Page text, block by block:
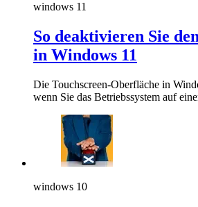
windows 11
So deaktivieren Sie
in Windows 11
Die Touchscreen-Oberfläche in
wenn Sie das Betriebssystem auf
windows 10